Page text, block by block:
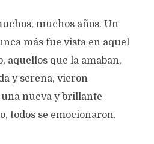
muchos años. Un
más fue vista en aquel
aquellos que la amaban,
y serena, vieron
nueva y brillante
todos se emocionaron.